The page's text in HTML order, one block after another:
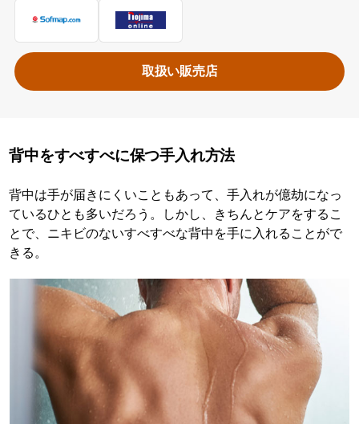
取扱い販売店
背中をすべすべに保つ手入れ方法
背中は手が届きにくいこともあって、手入れが億劫になっ
ているひとも多いだろう。しかし、きちんとケアをするこ
とで、ニキビのないすべすべな背中を手に入れることがで
きる。